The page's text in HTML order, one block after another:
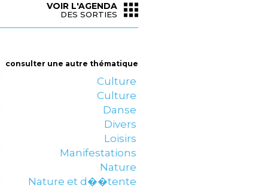
VOIR L'AGENDA
DES SORTIES
consulter une autre thématique
Culture
Culture
Danse
Divers
Loisirs
Manifestations
Nature
Nature et d��tente